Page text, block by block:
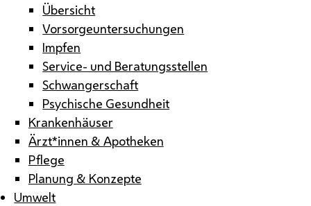
Übersicht
Vorsorgeuntersuchungen
Impfen
Service- und Beratungsstellen
Schwangerschaft
Psychische Gesundheit
Krankenhäuser
Ärzt*innen & Apotheken
Pflege
Planung & Konzepte
Umwelt